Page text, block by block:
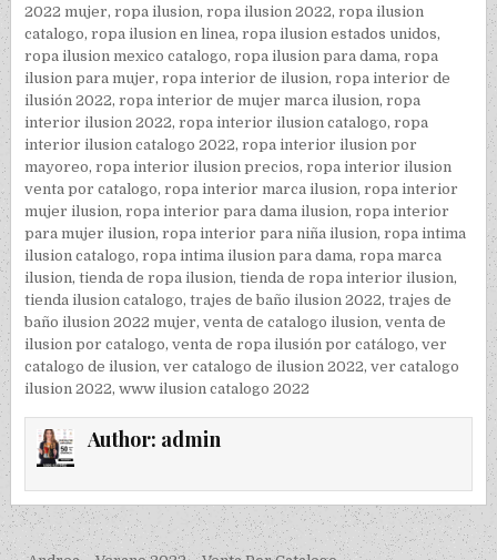
2022 mujer,ropa ilusion,ropa ilusion 2022,ropa ilusion
catalogo,ropa ilusion en linea,ropa ilusion estados unidos,
ropa ilusion mexico catalogo,ropa ilusion para dama,ropa
ilusion para mujer,ropa interior de ilusion,ropa interior de
ilusión 2022,ropa interior de mujer marca ilusion,ropa
interior ilusion 2022,ropa interior ilusion catalogo,ropa
interior ilusion catalogo 2022,ropa interior ilusion por
mayoreo,ropa interior ilusion precios,ropa interior ilusion
venta por catalogo,ropa interior marca ilusion,ropa interior
mujer ilusion,ropa interior para dama ilusion,ropa interior
para mujer ilusion,ropa interior para niña ilusion,ropa intima
ilusion catalogo,ropa intima ilusion para dama,ropa marca
ilusion,tienda de ropa ilusion,tienda de ropa interior ilusion,
tienda ilusion catalogo,trajes de baño ilusion 2022,trajes de
baño ilusion 2022 mujer,venta de catalogo ilusion,venta de
ilusion por catalogo,venta de ropa ilusión por catálogo,ver
catalogo de ilusion,ver catalogo de ilusion 2022,ver catalogo
ilusion 2022,www ilusion catalogo 2022
Author: admin